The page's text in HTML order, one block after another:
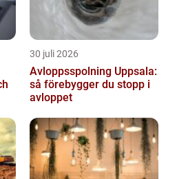
30 juli 2026
Avloppsspolning Uppsala:
så förebygger du stopp i
avloppet